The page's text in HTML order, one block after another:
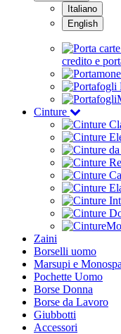
Italiano
English
credito e
Cinture
Zaini
Borselli uomo
Marsupi e
Pochette Uomo
Borse Donna
Borse da Lavoro
Giubbotti
Accessori